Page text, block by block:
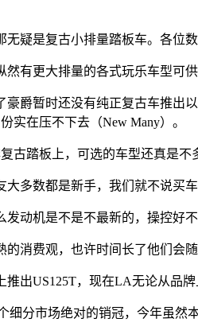
是复古小排量踏板车。各位数
更大排量的各式玩乐车型可供
暂时还没有纯正复古车推出以
实在压不下去（New Many）。
踏板上，可选的车型还真是不多
数都是新手，我们就不说买车
机是不是不最新的，操控好不
费观，也许时间长了他们会随
US125T，现在LA无论从品牌
市场绝对的销冠，今年虽然本